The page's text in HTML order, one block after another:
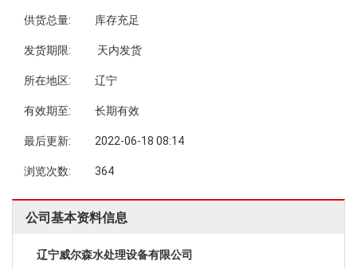
供货总量: 库存充足
发货期限: 天内发货
所在地区: 辽宁
有效期至: 长期有效
最后更新: 2022-06-18 08:14
浏览次数: 364
公司基本资料信息
辽宁威尔森水处理设备有限公司